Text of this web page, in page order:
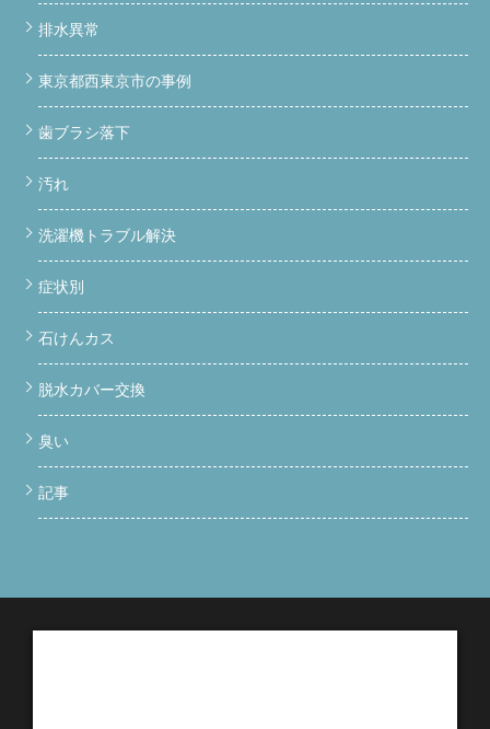
排水異常
東京都西東京市の事例
歯ブラシ落下
汚れ
洗濯機トラブル解決
症状別
石けんカス
脱水カバー交換
臭い
記事